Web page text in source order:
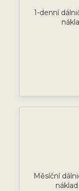
1-denní
Měsíční